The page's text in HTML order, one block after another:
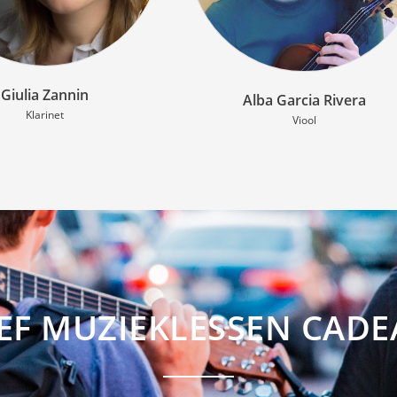
Alba Garcia Rivera
Viool
Giorgos Samoilis
Viool
MUZIEKLESSEN